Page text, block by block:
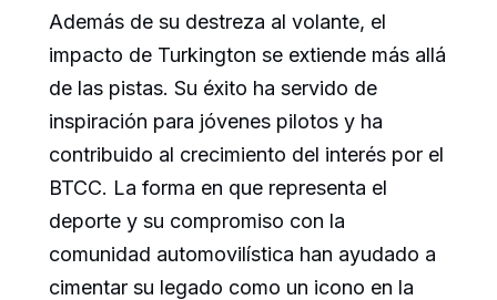
Además de su destreza al volante, el
impacto de Turkington se extiende más allá
de las pistas. Su éxito ha servido de
inspiración para jóvenes pilotos y ha
contribuido al crecimiento del interés por el
BTCC. La forma en que representa el
deporte y su compromiso con la
comunidad automovilística han ayudado a
cimentar su legado como un icono en la